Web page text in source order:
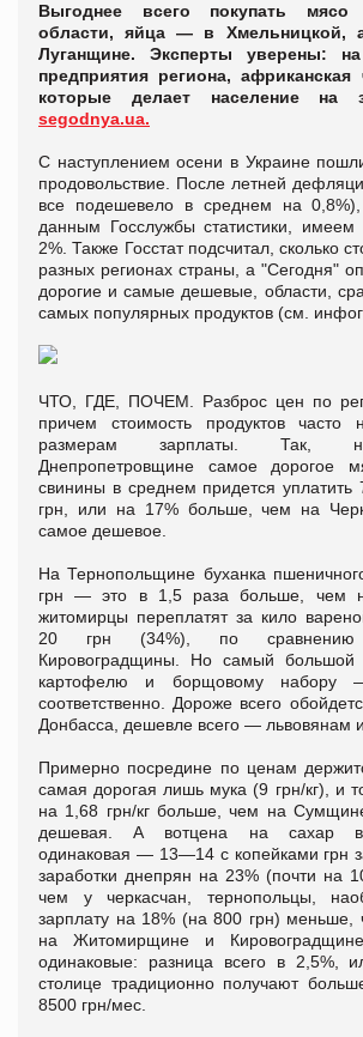
Выгоднее всего покупать мясо
области, яйца — в Хмельницкой,
Луганщине. Эксперты уверены:
предприятия региона,
которые делает население
segodnya.ua.
С наступлением осени в Украине
продовольствие. После летней
все подешевело в среднем на
данным Госслужбы статистики,
2%. Также Госстат подсчитал, сколько
разных регионах страны, а "Сегодня"
дорогие и самые дешевые, области,
самых популярных продуктов (см.
ЧТО, ГДЕ, ПОЧЕМ. Разброс цен по
причем стоимость продуктов часто
размерам зарплаты. Так,
Днепропетровщине самое дорогое
свинины в среднем придется уплатить
грн, или на 17% больше, чем на
самое дешевое.
На Тернопольщине буханка
грн — это в 1,5 раза больше, чем
житомирцы переплатят за кило
20 грн (34%), по
Кировоградщины. Но самый большой
картофелю и борщовому
соответственно. Дороже всего
Донбасса, дешевле всего — львовянам
Примерно посредине по ценам
самая дорогая лишь мука (9 грн/кг), и
на 1,68 грн/кг больше, чем на
дешевая. А вотцена на сахар
одинаковая — 13—14 с копейками грн
заработки днепрян на 23% (почти на
чем у черкасчан, тернопольцы,
зарплату на 18% (на 800 грн) меньше,
на Житомирщине и
одинаковые: разница всего в 2,5%,
столице традиционно получают
8500 грн/мес.